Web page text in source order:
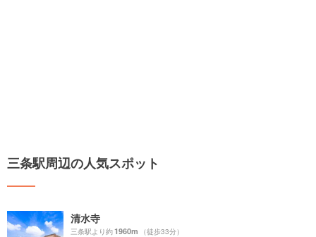
三条駅周辺の人気スポット
清水寺
三条駅より約1960m （徒歩33分）